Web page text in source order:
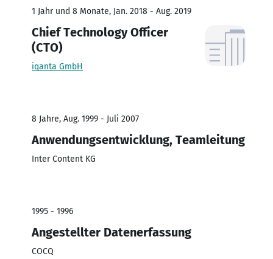
1 Jahr und 8 Monate, Jan. 2018 - Aug. 2019
Chief Technology Officer
(CTO)
iqanta GmbH
8 Jahre, Aug. 1999 - Juli 2007
Anwendungsentwicklung, Teamleitung
Inter Content KG
1995 - 1996
Angestellter Datenerfassung
COCQ